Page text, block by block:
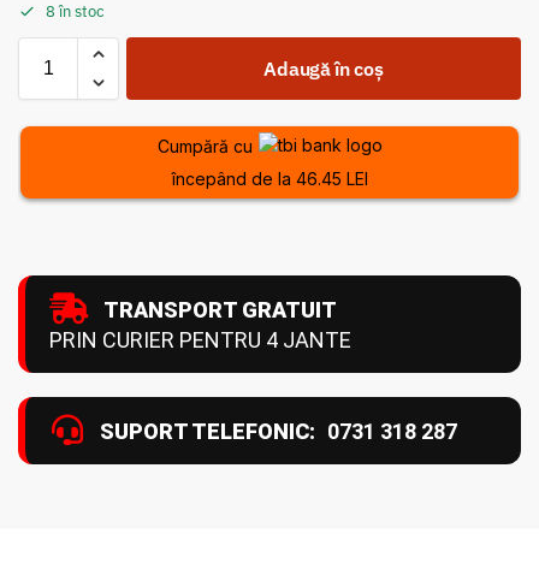
8 în stoc
Adaugă în coș
Cumpără cu
începând de la 46.45 LEI
TRANSPORT GRATUIT
PRIN CURIER PENTRU 4 JANTE
SUPORT TELEFONIC: 0731 318 287